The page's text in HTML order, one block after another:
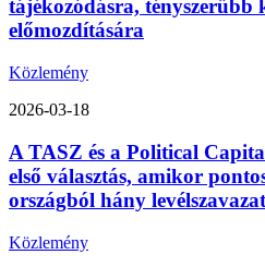
tájékozódásra, tényszerűbb
előmozdítására
Közlemény
2026-03-18
A TASZ és a Political
első választás, amikor
országból hány
Közlemény